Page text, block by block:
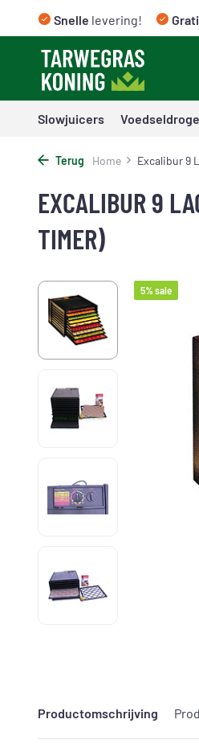
Snelle levering!
Slowjuicers
Terug Home Excalibur 9
EXCALIBUR 9
TIMER)
5% sale
Productomschrijving